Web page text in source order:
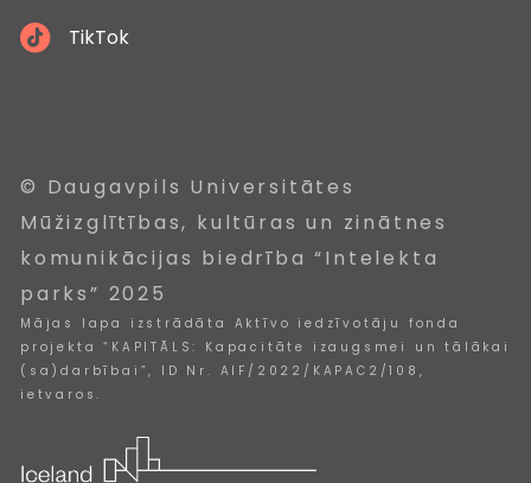
TikTok
© Daugavpils Universitātes
Mūžizglītības, kultūras un zinātnes
komunikācijas biedrība “Intelekta
parks” 2025
Mājas lapa izstrādāta Aktīvo iedzīvotāju fonda
projekta “KAPITĀLS: Kapacitāte izaugsmei un tālākai
(sa)darbībai”, ID Nr. AIF/2022/KAPAC2/108,
ietvaros.